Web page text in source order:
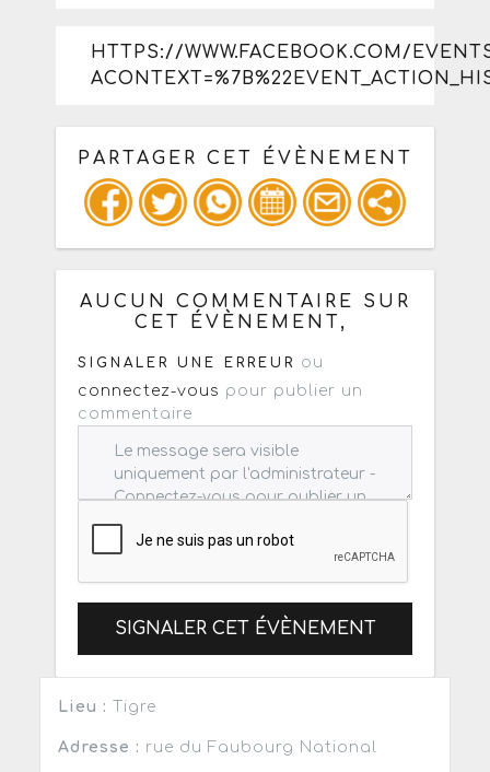
HTTPS://WWW.FACEBOOK.COM/
PARTAGER CET ÉVÈNEMENT
Copiez les infos ci-dessous pour un
: mail / forum / réseau social
AUCUN COMMENTAIRE SUR
CET ÉVÈNEMENT,
SIGNALER UNE ERREUR
ou
connectez-vous pour publier un
commentaire
SIGNALER CET ÉVÈNEMENT
Lieu : Tigre
Adresse : rue du Faubourg National